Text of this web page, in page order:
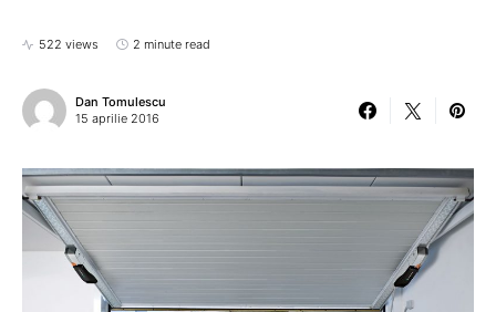
522 views 2 minute read
Dan Tomulescu
15 aprilie 2016